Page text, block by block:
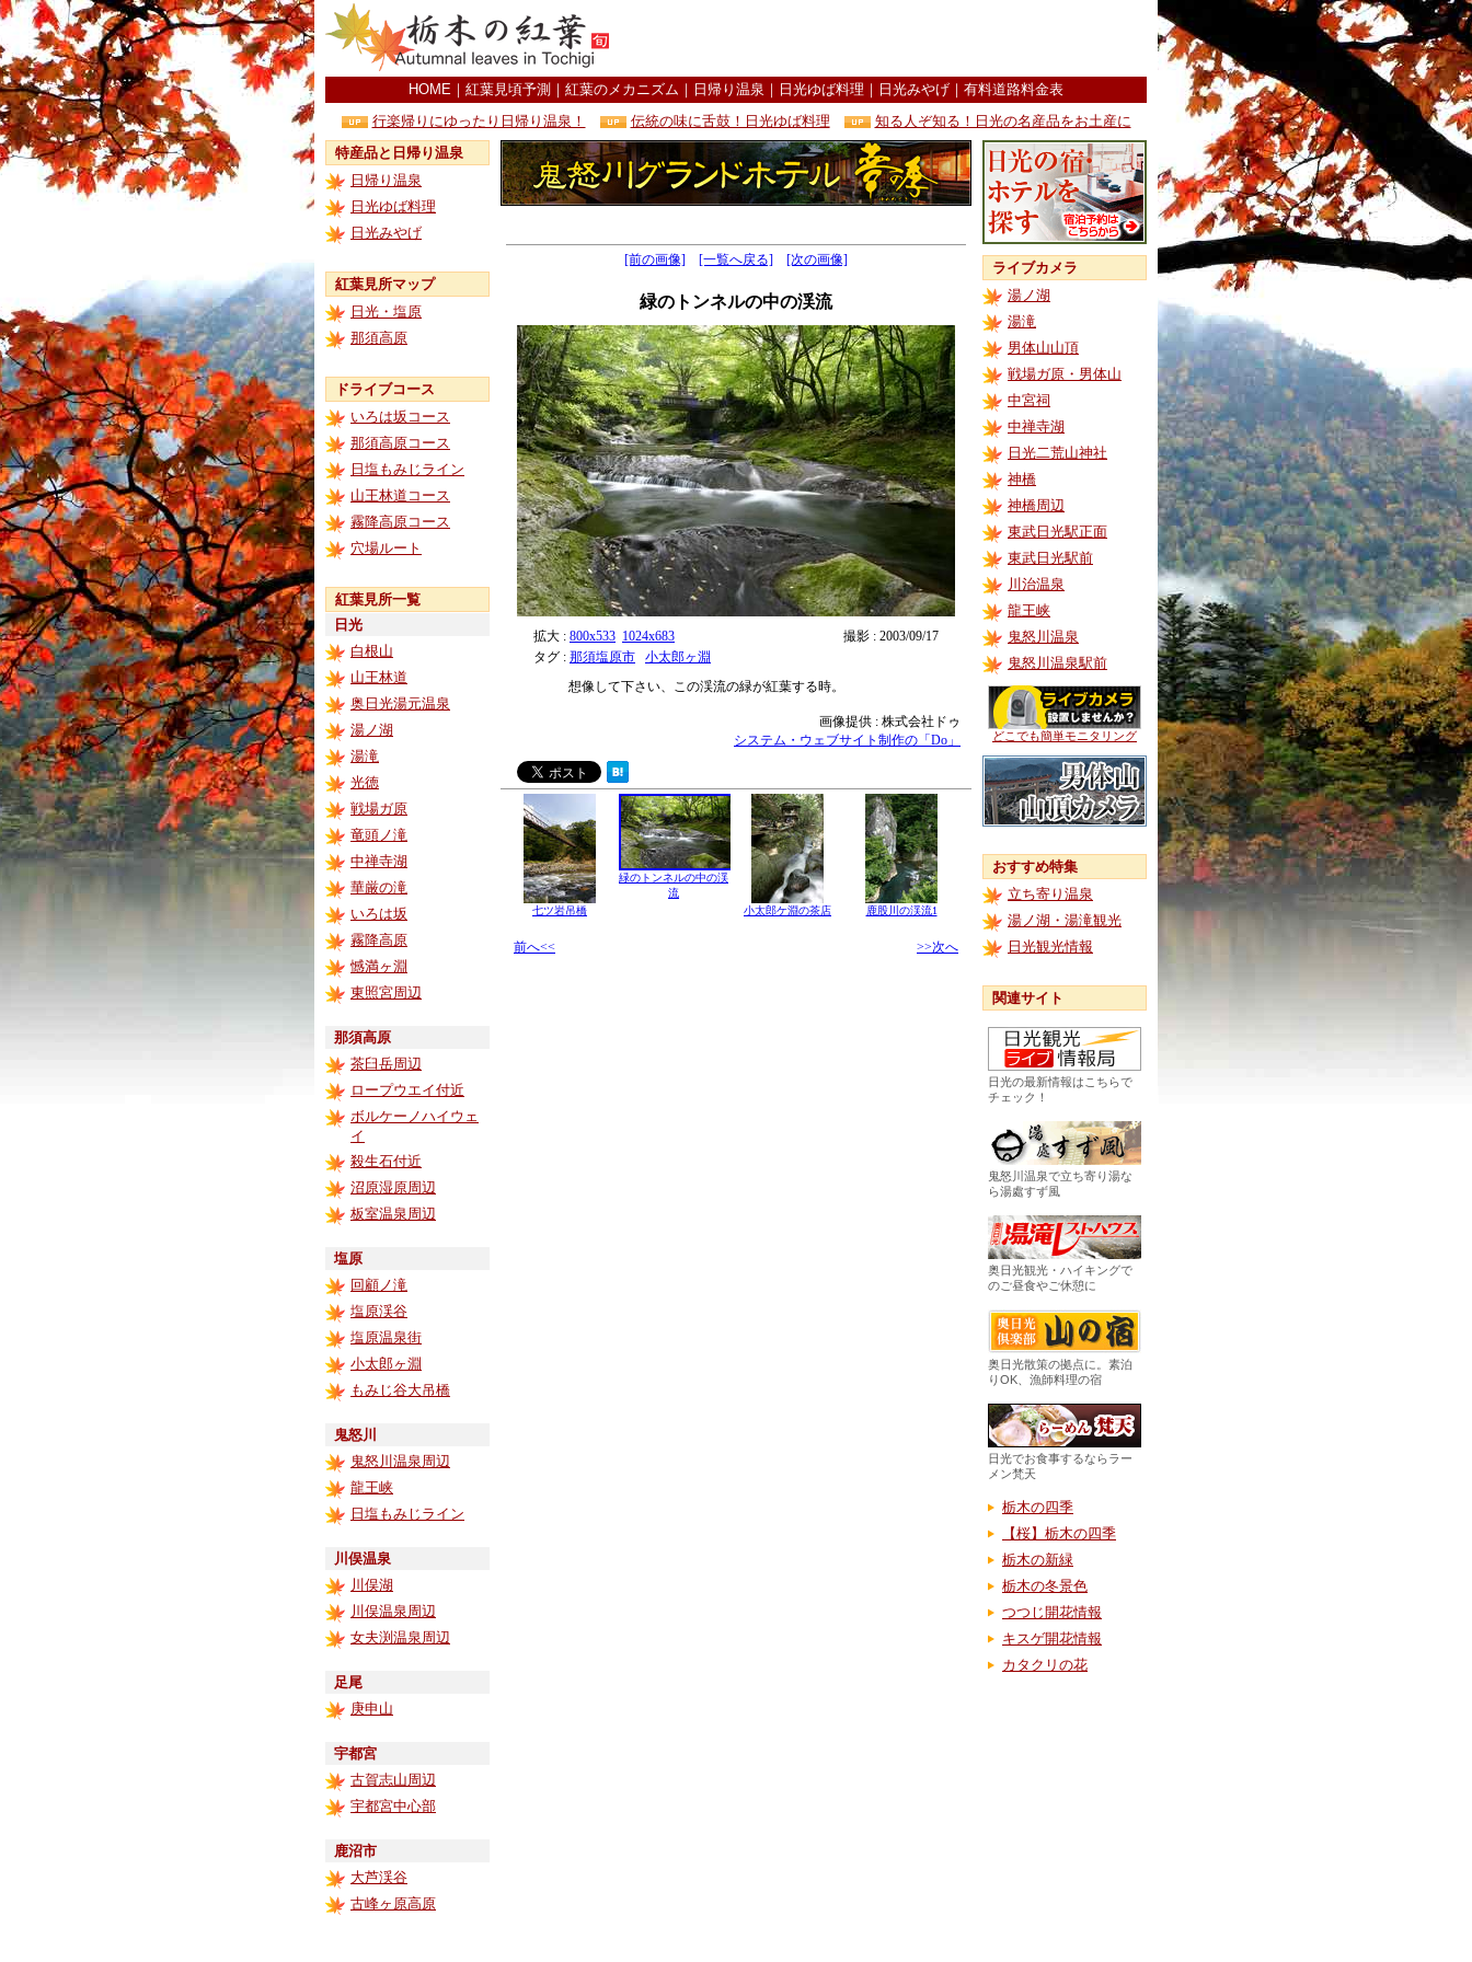
HOME ｜ 紅葉見頃予測 ｜ 紅葉のメカニズム ｜ 日帰り温泉 ｜ 日光ゆば料理 ｜ 日光みやげ ｜ 有料道路料金表
行楽帰りにゆったり日帰り温泉！
伝統の味に舌鼓！日光ゆば料理
知る人ぞ知る！日光の名産品をお土産に
特産品と日帰り温泉
日帰り温泉
日光ゆば料理
日光みやげ
紅葉見所マップ
日光・塩原
那須高原
ドライブコース
いろは坂コース
那須高原コース
日塩もみじライン
山王林道コース
霧降高原コース
穴場ルート
紅葉見所一覧
日光
白根山
山王林道
奥日光湯元温泉
湯ノ湖
湯滝
光徳
戦場ガ原
竜頭ノ滝
中禅寺湖
華厳の滝
いろは坂
霧降高原
憾満ヶ淵
東照宮周辺
那須高原
茶臼岳周辺
ロープウエイ付近
ボルケーノハイウェ
イ
殺生石付近
沼原湿原周辺
板室温泉周辺
塩原
回顧ノ滝
塩原渓谷
塩原温泉街
小太郎ヶ淵
もみじ谷大吊橋
鬼怒川
鬼怒川温泉周辺
龍王峡
日塩もみじライン
川俣温泉
川俣湖
川俣温泉周辺
女夫渕温泉周辺
足尾
庚申山
宇都宮
古賀志山周辺
宇都宮中心部
鹿沼市
大芦渓谷
古峰ヶ原高原
[前の画像] [一覧へ戻る] [次の画像]
緑のトンネルの中の渓流
拡大 : 800x533 1024x683
撮影 : 2003/09/17
タグ : 那須塩原市
小太郎ヶ淵
想像して下さい、この渓流の緑が紅葉する時。
画像提供 : 株式会社ドゥ
システム・ウェブサイト制作の「Do」
七ツ岩吊橋
緑のトンネルの中の渓
流
小太郎ケ淵の茶店
鹿股川の渓流1
前へ<< >>次へ
ライブカメラ
湯ノ湖
湯滝
男体山山頂
戦場ガ原・男体山
中宮祠
中禅寺湖
日光二荒山神社
神橋
神橋周辺
東武日光駅正面
東武日光駅前
川治温泉
龍王峡
鬼怒川温泉
鬼怒川温泉駅前
どこでも簡単モニタリング
おすすめ特集
立ち寄り温泉
湯ノ湖・湯滝観光
日光観光情報
関連サイト
日光の最新情報はこちらで
チェック！
鬼怒川温泉で立ち寄り湯な
ら湯處すず風
奥日光観光・ハイキングで
のご昼食やご休憩に
奥日光散策の拠点に。素泊
りOK、漁師料理の宿
日光でお食事するならラー
メン梵天
栃木の四季
【桜】栃木の四季
栃木の新緑
栃木の冬景色
つつじ開花情報
キスゲ開花情報
カタクリの花